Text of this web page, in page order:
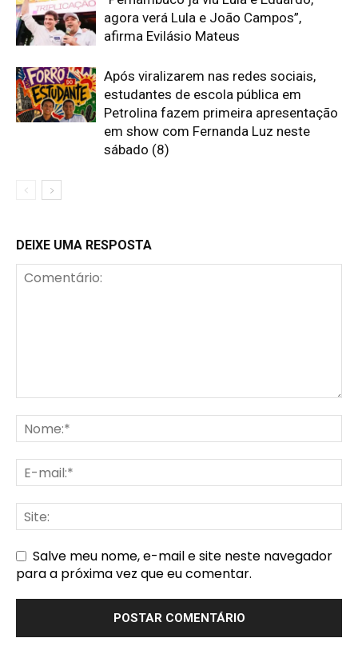
agora verá Lula e João Campos”,
afirma Evilásio Mateus
Após viralizarem nas redes sociais,
estudantes de escola pública em
Petrolina fazem primeira apresentação
em show com Fernanda Luz neste
sábado (8)
DEIXE UMA RESPOSTA
Salve meu nome, e-mail e site neste navegador
para a próxima vez que eu comentar.